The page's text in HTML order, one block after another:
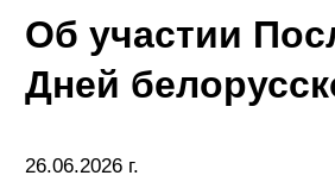
Об участии
Дней
26.06.2026 г.